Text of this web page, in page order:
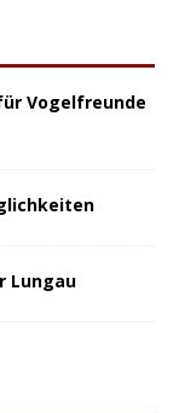
Vogelfreunde
Lungau